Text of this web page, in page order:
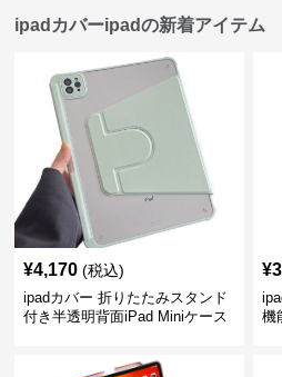
ipadカバーipadの新着アイテム
¥4,170 (税込)
ipadカバー 折りたたみスタンド
付き半透明背面iPad Miniケース
¥
機